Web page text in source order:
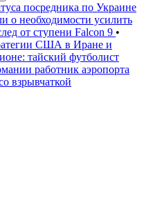
посредника по Украине
о необходимости усилить
от ступени Falcon 9 •
США в Иране и
тайский футболист
работник аэропорта
взрывчаткой